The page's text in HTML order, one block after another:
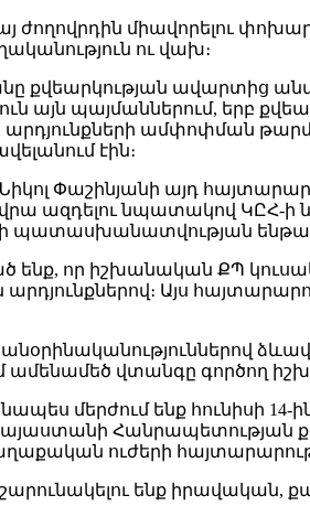
հայ ժողովրդին միավորելու
ու վախ։
քվեարկության ավարտից
այն պայմաններում, երբ
արդյունքների ամփոփման
էին։
Փաշինյանի այդ
վրա ազդելու նպատակով ԿԸՀ-ի
պատասխանատվության
ենք, որ իշխանական ՔՊ
Այս
ամենամեծ վտանգը գործող
մերժում ենք հունիսի
Հանրապետության
ուժերի
ենք իրավական,